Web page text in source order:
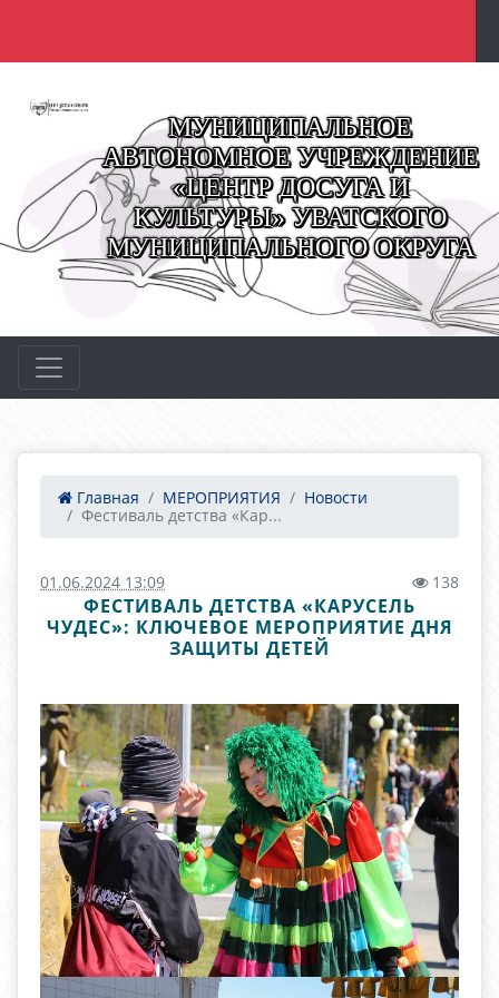
МУНИЦИПАЛЬНОЕ
АВТОНОМНОЕ УЧРЕЖДЕНИЕ
«ЦЕНТР ДОСУГА И
КУЛЬТУРЫ» УВАТСКОГО
МУНИЦИПАЛЬНОГО ОКРУГА
Главная МЕРОПРИЯТИЯ
Новости
Фестиваль детства «Кар...
01.06.2024 13:09 138
ФЕСТИВАЛЬ ДЕТСТВА «КАРУСЕЛЬ
ЧУДЕС»: КЛЮЧЕВОЕ МЕРОПРИЯТИЕ ДНЯ
ЗАЩИТЫ ДЕТЕЙ